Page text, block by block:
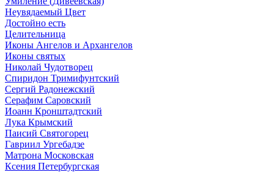
Неувядаемый Цвет
Достойно есть
Целительница
Иконы Ангелов и Архангелов
Иконы святых
Николай Чудотворец
Спиридон Тримифунтский
Сергий Радонежский
Серафим Саровский
Иоанн Кронштадтский
Лука Крымский
Паисий Святогорец
Гавриил Ургебадзе
Матрона Московская
Ксения Петербургская